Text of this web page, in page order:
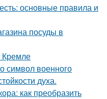
основные правила и
посуды в
Кремле
символ военного
духа.
как преобразить